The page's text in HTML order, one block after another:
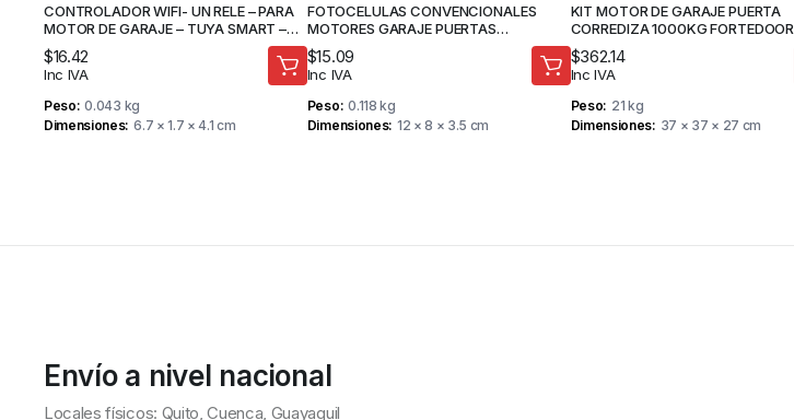
CONTROLADOR WIFI- UN RELE – PARA
MOTOR DE GARAJE – TUYA SMART –
MAADOK
$16.42
Inc IVA
Peso 0.043 kg
Dimensiones 6.7 × 1.7 × 4.1 cm
FOTOCELULAS CONVENCIONALES
MOTORES GARAJE PUERTAS
AUTOMATICAS – FORTEDOOR
$15.09
Inc IVA
Peso 0.118 kg
Dimensiones 12 × 8 × 3.5 cm
KIT MOTOR DE GARAJE PUERTA
CORREDIZA 1000KG FORTEDOOR
$362.14
Inc IVA
Peso 21 kg
Dimensiones 37 × 37 × 27 cm
Envío a nivel nacional
Locales físicos: Quito, Cuenca, Guayaquil